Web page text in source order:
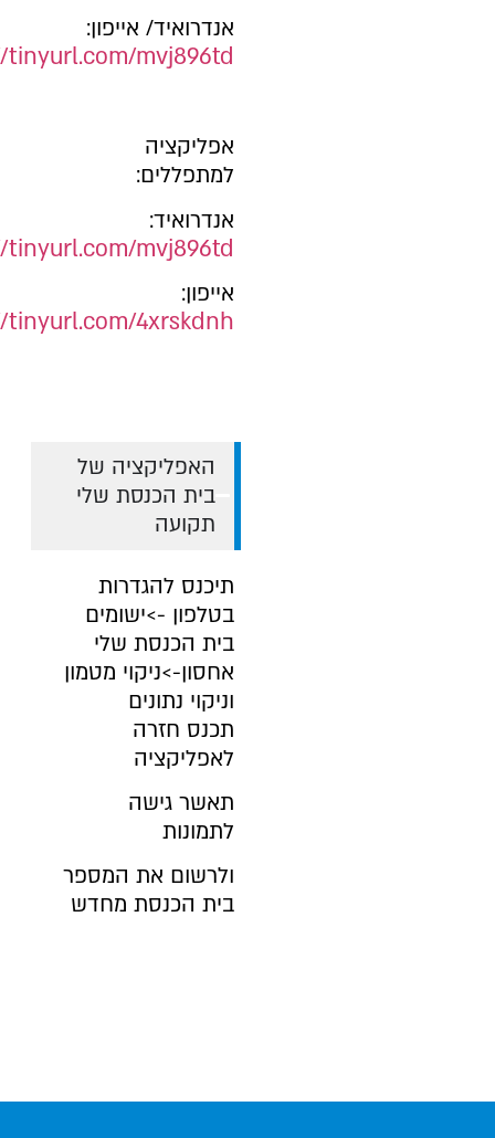
אנדרואיד/ אייפון:
mvj896td
אפליקציה
למתפללים:
אנדרואיד:
mvj896td
אייפון:
4xrskdnh
האפליקציה של
בית הכנסת שלי
תקועה
תיכנס להגדרות
בטלפון ->ישומים
בית הכנסת שלי
אחסון->ניקוי מטמון
וניקוי נתונים
תכנס חזרה
לאפליקציה
תאשר גישה
לתמונות
ולרשום את המספר
בית הכנסת מחדש